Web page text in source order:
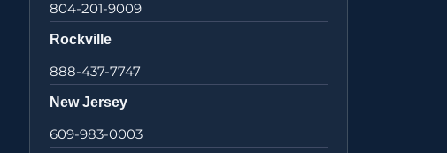
804-201-9009
Rockville
888-437-7747
New Jersey
609-983-0003